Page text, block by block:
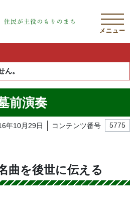
メニュー
ん。
前演奏
年10月29日 コンテンツ番号 5775
曲を後世に伝える